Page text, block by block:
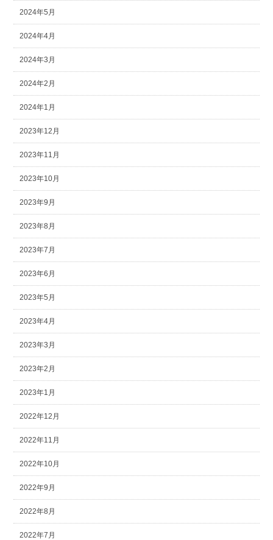
2024年5月
2024年4月
2024年3月
2024年2月
2024年1月
2023年12月
2023年11月
2023年10月
2023年9月
2023年8月
2023年7月
2023年6月
2023年5月
2023年4月
2023年3月
2023年2月
2023年1月
2022年12月
2022年11月
2022年10月
2022年9月
2022年8月
2022年7月